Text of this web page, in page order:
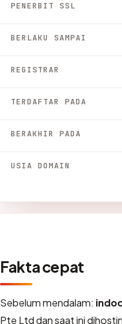
PENERBIT SSL
BERLAKU SAMPAI
REGISTRAR
TERDAFTAR PADA
BERAKHIR PADA
USIA DOMAIN
Fakta cepat
Sebelum mendalam:
Pte Ltd dan saat ini